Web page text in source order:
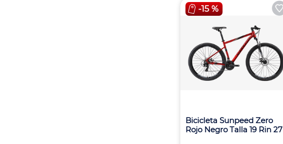
-15 %
Bicicleta Sunpeed Zero
Rojo Negro Talla 19 Rin 27